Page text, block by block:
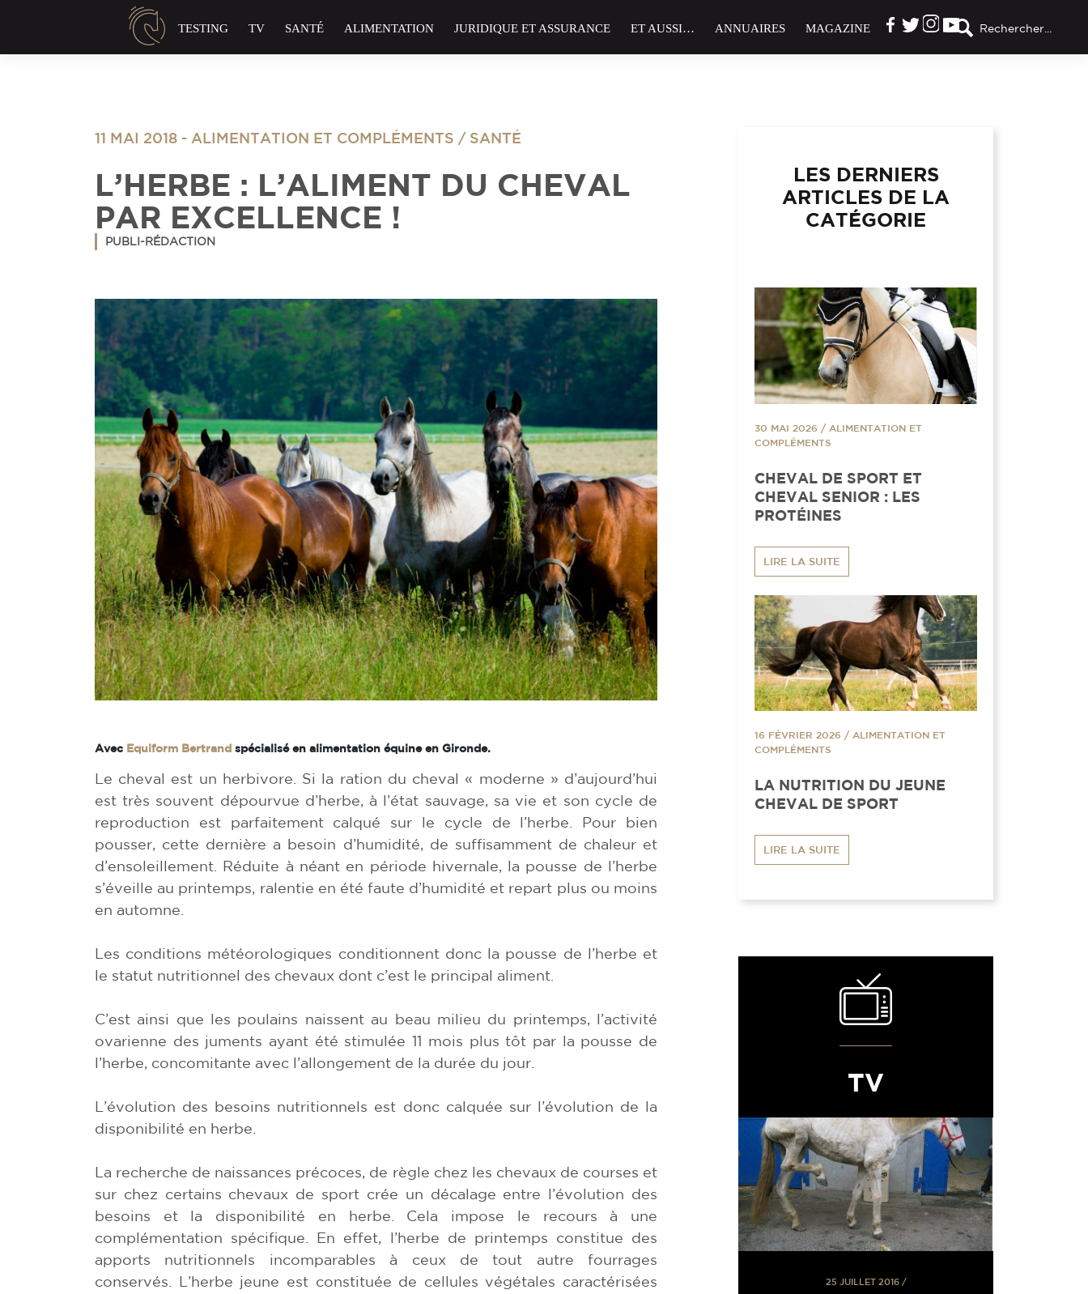
Rechercher...
TESTING TV SANTÉ ALIMENTATION JURIDIQUE ET ASSURANCE ET AUSSI… ANNUAIRES MAGAZINE
11 MAI 2018 - ALIMENTATION ET COMPLÉMENTS / SANTÉ
L’HERBE : L’ALIMENT DU CHEVAL
PAR EXCELLENCE !
PUBLI-RÉDACTION
Avec Equiform Bertrand spécialisé en alimentation équine en Gironde.
Le cheval est un herbivore. Si la ration du cheval « moderne » d’aujourd’hui
est très souvent dépourvue d’herbe, à l’état sauvage, sa vie et son cycle de
reproduction est parfaitement calqué sur le cycle de l’herbe. Pour bien
pousser, cette dernière a besoin d’humidité, de suffisamment de chaleur et
d’ensoleillement. Réduite à néant en période hivernale, la pousse de l’herbe
s’éveille au printemps, ralentie en été faute d’humidité et repart plus ou moins
en automne.
Les conditions météorologiques conditionnent donc la pousse de l’herbe et
le statut nutritionnel des chevaux dont c’est le principal aliment.
C’est ainsi que les poulains naissent au beau milieu du printemps, l’activité
ovarienne des juments ayant été stimulée 11 mois plus tôt par la pousse de
l’herbe, concomitante avec l’allongement de la durée du jour.
L’évolution des besoins nutritionnels est donc calquée sur l’évolution de la
disponibilité en herbe.
La recherche de naissances précoces, de règle chez les chevaux de courses et
sur chez certains chevaux de sport crée un décalage entre l’évolution des
besoins et la disponibilité en herbe. Cela impose le recours à une
complémentation spécifique. En effet, l’herbe de printemps constitue des
apports nutritionnels incomparables à ceux de tout autre fourrages
conservés. L’herbe jeune est constituée de cellules végétales caractérisées
LES DERNIERS
ARTICLES DE LA
CATÉGORIE
30 MAI 2026 / ALIMENTATION ET
COMPLÉMENTS
CHEVAL DE SPORT ET
CHEVAL SENIOR : LES
PROTÉINES
LIRE LA SUITE
16 FÉVRIER 2026 / ALIMENTATION ET
COMPLÉMENTS
LA NUTRITION DU JEUNE
CHEVAL DE SPORT
LIRE LA SUITE
TV
25 JUILLET 2016/
Panneau de gestion des cookies